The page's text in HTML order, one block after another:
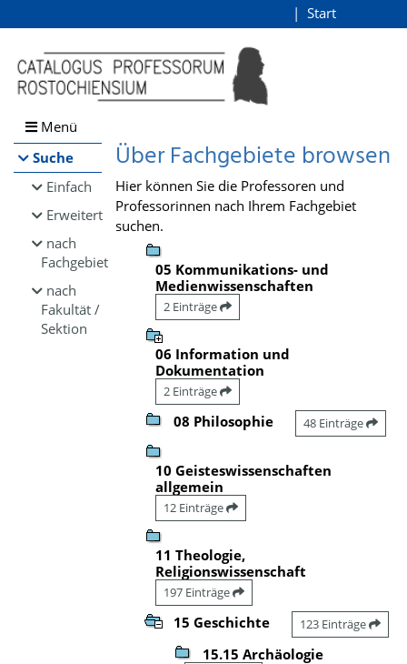
Browsen
direkt zum Inhalt
Start
Menü
Suche
Einfach
Erweitert
nach
Fachgebiet
nach
Fakultät /
Sektion
Über Fachgebiete browsen
Hier können Sie die Professoren und
Professorinnen nach Ihrem Fachgebiet
suchen.
05 Kommunikations- und
Medienwissenschaften
2 Einträge
06 Information und
Dokumentation
2 Einträge
08 Philosophie 48 Einträge
10 Geisteswissenschaften
allgemein
12 Einträge
11 Theologie,
Religionswissenschaft
197 Einträge
15 Geschichte 123 Einträge
15.15 Archäologie